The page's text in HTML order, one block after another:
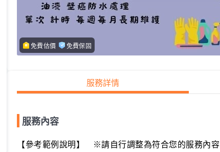
免費估價 免費保固
服務詳情
服務內容
【參考範例說明】　※請自行調整為符合您的服務內容